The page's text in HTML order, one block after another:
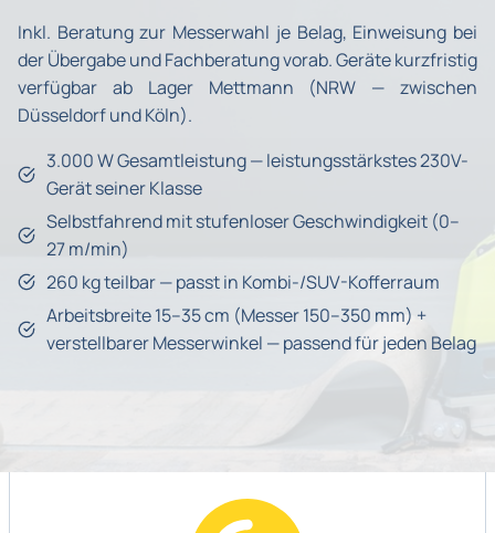
Inkl. Beratung zur Messerwahl je Belag, Einweisung bei
der Übergabe und Fachberatung vorab. Geräte kurzfristig
verfügbar ab Lager Mettmann (NRW — zwischen
Düsseldorf und Köln).
3.000 W Gesamtleistung — leistungsstärkstes 230V-
Gerät seiner Klasse
Selbstfahrend mit stufenloser Geschwindigkeit (0–
27 m/min)
260 kg teilbar — passt in Kombi-/SUV-Kofferraum
Arbeitsbreite 15–35 cm (Messer 150–350 mm) +
verstellbarer Messerwinkel — passend für jeden Belag